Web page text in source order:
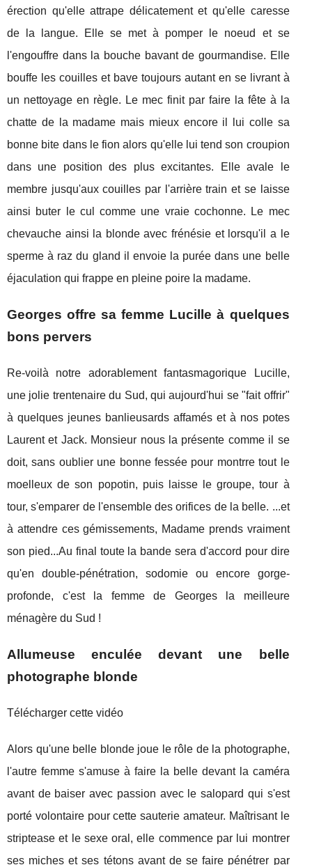
érection qu'elle attrape délicatement et qu'elle caresse
de la langue. Elle se met à pomper le noeud et se
l'engouffre dans la bouche bavant de gourmandise. Elle
bouffe les couilles et bave toujours autant en se livrant à
un nettoyage en règle. Le mec finit par faire la fête à la
chatte de la madame mais mieux encore il lui colle sa
bonne bite dans le fion alors qu'elle lui tend son croupion
dans une position des plus excitantes. Elle avale le
membre jusqu'aux couilles par l'arrière train et se laisse
ainsi buter le cul comme une vraie cochonne. Le mec
chevauche ainsi la blonde avec frénésie et lorsqu'il a le
sperme à raz du gland il envoie la purée dans une belle
éjaculation qui frappe en pleine poire la madame.
Georges offre sa femme Lucille à quelques
bons pervers
Re-voilà notre adorablement fantasmagorique Lucille,
une jolie trentenaire du Sud, qui aujourd'hui se "fait offrir"
à quelques jeunes banlieusards affamés et à nos potes
Laurent et Jack. Monsieur nous la présente comme il se
doit, sans oublier une bonne fessée pour montrre tout le
moelleux de son popotin, puis laisse le groupe, tour à
tour, s'emparer de l'ensemble des orifices de la belle. ...et
à attendre ces gémissements, Madame prends vraiment
son pied...Au final toute la bande sera d'accord pour dire
qu'en double-pénétration, sodomie ou encore gorge-
profonde, c'est la femme de Georges la meilleure
ménagère du Sud !
Allumeuse enculée devant une belle
photographe blonde
Télécharger cette vidéo
Alors qu'une belle blonde joue le rôle de la photographe,
l'autre femme s'amuse à faire la belle devant la caméra
avant de baiser avec passion avec le salopard qui s'est
porté volontaire pour cette sauterie amateur. Maîtrisant le
striptease et le sexe oral, elle commence par lui montrer
ses miches et ses tétons avant de se faire pénétrer par